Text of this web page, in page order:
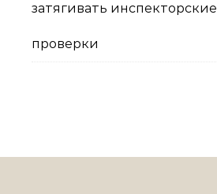
затягивать инспекторские
проверки